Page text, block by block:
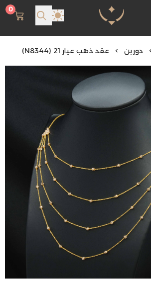
مجوهرات لمعة اللؤلؤة
0
دورين عقد ذهب عيار 21 (N8344)